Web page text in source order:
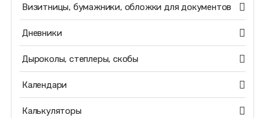
Визитницы, бумажники, обложки для документов
Дневники
Дыроколы, степлеры, скобы
Календари
Калькуляторы